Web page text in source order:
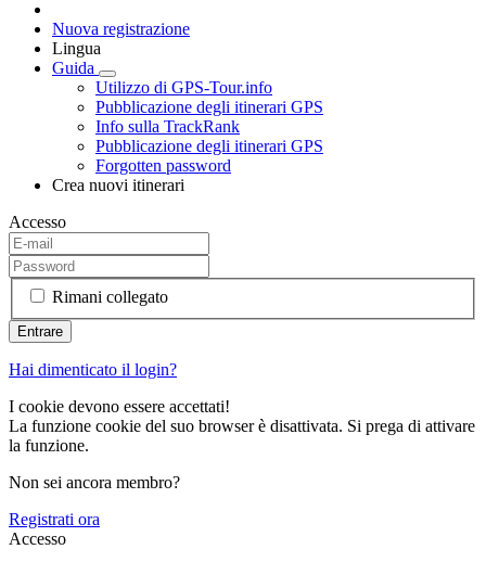
Nuova registrazione
Lingua
Guida
Utilizzo di GPS-Tour.info
Pubblicazione degli itinerari GPS
Info sulla TrackRank
Pubblicazione degli itinerari GPS
Forgotten password
Crea nuovi itinerari
Accesso
Rimani collegato
Hai dimenticato il login?
I cookie devono essere accettati!
La funzione cookie del suo browser è disattivata. Si prega di attivare
la funzione.
Non sei ancora membro?
Registrati ora
Accesso